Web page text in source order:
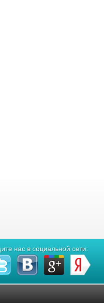
нас в социальной сети: